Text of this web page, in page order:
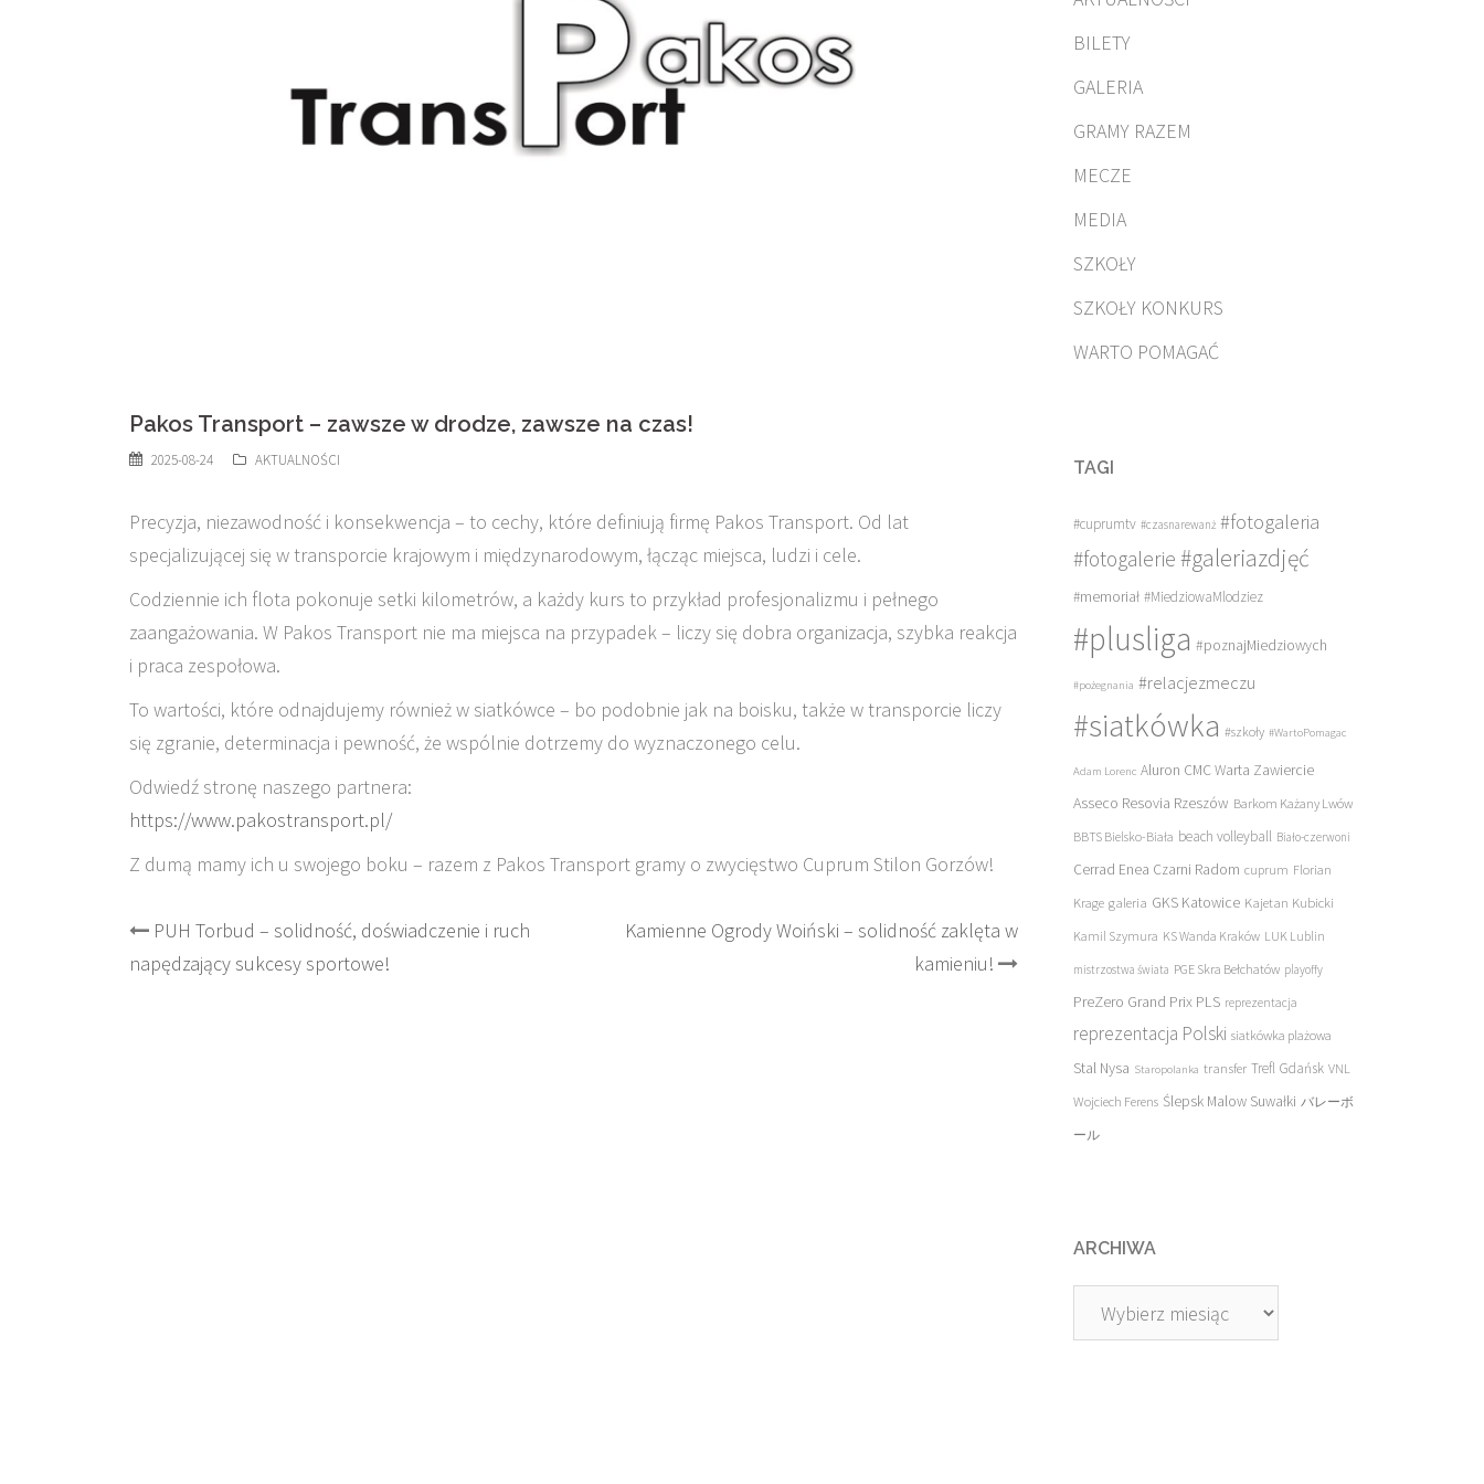
Pakos Transport – zawsze w drodze, zawsze na czas!
2025-08-24 AKTUALNOŚCI
Precyzja, niezawodność i konsekwencja – to cechy, które definiują firmę Pakos Transport. Od lat
specjalizującej się w transporcie krajowym i międzynarodowym, łącząc miejsca, ludzi i cele.
Codziennie ich flota pokonuje setki kilometrów, a każdy kurs to przykład profesjonalizmu i pełnego
zaangażowania. W Pakos Transport nie ma miejsca na przypadek – liczy się dobra organizacja, szybka reakcja
i praca zespołowa.
To wartości, które odnajdujemy również w siatkówce – bo podobnie jak na boisku, także w transporcie liczy
się zgranie, determinacja i pewność, że wspólnie dotrzemy do wyznaczonego celu.
Odwiedź stronę naszego partnera:
https://www.pakostransport.pl/
Z dumą mamy ich u swojego boku – razem z Pakos Transport gramy o zwycięstwo Cuprum Stilon Gorzów!
Post
navigation
PUH Torbud – solidność, doświadczenie i ruch
napędzający sukcesy sportowe!
Kamienne Ogrody Woiński – solidność zaklęta w
kamieniu!
BILETY
GALERIA
GRAMY RAZEM
MECZE
MEDIA
SZKOŁY
SZKOŁY KONKURS
WARTO POMAGAĆ
TAGI
#cuprumtv #czasnarewanż #fotogaleria
#fotogalerie #galeriazdjęć
#memoriał #MiedziowaMlodziez
#plusliga #poznajMiedziowych
#pożegnania #relacjezmeczu
#siatkówka #szkoły #WartoPomagac
Adam Lorenc Aluron CMC Warta Zawiercie
Asseco Resovia Rzeszów Barkom Każany Lwów
BBTS Bielsko-Biała beach volleyball Biało-czerwoni
Cerrad Enea Czarni Radom cuprum Florian
Krage galeria GKS Katowice Kajetan Kubicki
Kamil Szymura KS Wanda Kraków LUK Lublin
mistrzostwa świata PGE Skra Bełchatów playoffy
PreZero Grand Prix PLS reprezentacja
reprezentacja Polski siatkówka plażowa
Stal Nysa Staropolanka transfer Trefl Gdańsk VNL
Wojciech Ferens Ślepsk Malow Suwałki バレーボ
ール
ARCHIWA
Archiwa